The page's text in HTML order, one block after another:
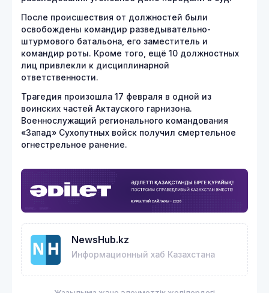
После происшествия от должностей были
освобождены командир разведывательно-
штурмового батальона, его заместитель и
командир роты. Кроме того, ещё 10 должностных
лиц привлекли к дисциплинарной
ответственности.
Трагедия произошла 17 февраля в одной из
воинских частей Актауского гарнизона.
Военнослужащий регионального командования
«Запад» Сухопутных войск получил смертельное
огнестрельное ранение.
NewsHub.kz
Информационный хаб Казахстана